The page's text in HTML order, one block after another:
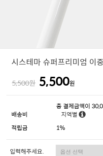
5,500원 5,500원
배송비
총 결제금액이
지역별
적립금
1%
입력해주세요.